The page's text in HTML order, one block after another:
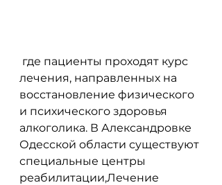
лечения, направленных на
восстановление физического
и психического здоровья
алкоголика. В Александровке
Одесской области существуют
специальные центры
реабилитации,Лечение